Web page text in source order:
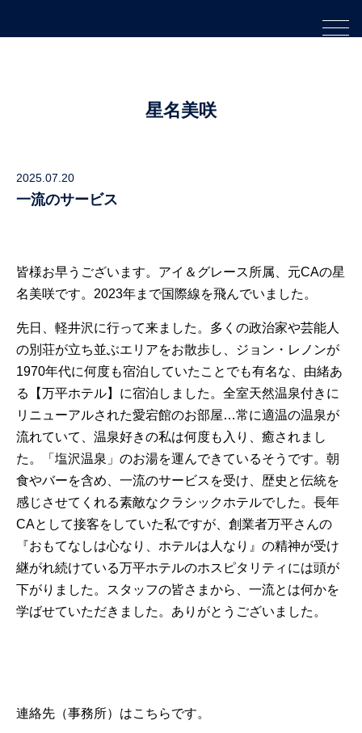
星名美咲
2025.07.20
一流のサービス
皆様お早うございます。アイ＆グレース所属、元CAの星
名美咲です。2023年まで国際線を飛んでいました。
先日、軽井沢に行って来ました。多くの政治家や芸能人
の別荘が立ち並ぶエリアをお散歩し、ジョン・レノンが
1970年代に何度も宿泊していたことでも有名な、由緒あ
る【万平ホテル】に宿泊しました。全室天然温泉付きに
リニューアルされた愛宕館のお部屋…常に適温の温泉が
流れていて、温泉好きの私は何度も入り、癒されまし
た。「塩沢温泉」のお湯を運んできているそうです。朝
食やバーを含め、一流のサービスを受け、歴史と伝統を
感じさせてくれる素敵なクラシックホテルでした。長年
CAとして接客をしていた私ですが、創業者万平さんの
『おもてなしは心なり、ホテルは人なり』の精神が受け
継がれ続けている万平ホテルのホスピタリティには頭が
下がりました。スタッフの皆さまから、一流とは何かを
学ばせていただきました。ありがとうございました。
連絡先（事務所）はこちらです。